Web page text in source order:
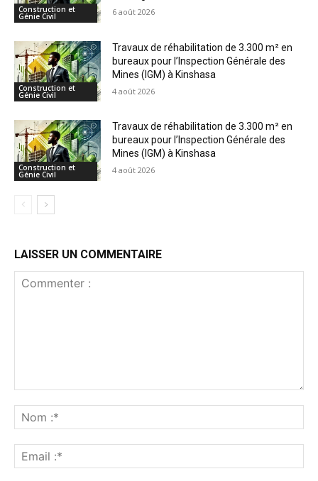
Construction et
Génie Civil 6 août 2026
Construction et
Génie Civil
Travaux de réhabilitation de 3.300 m² en
bureaux pour l’Inspection Générale des
Mines (IGM) à Kinshasa
4 août 2026
Construction et
Génie Civil
Travaux de réhabilitation de 3.300 m² en
bureaux pour l’Inspection Générale des
Mines (IGM) à Kinshasa
4 août 2026
LAISSER UN COMMENTAIRE
:*
:*